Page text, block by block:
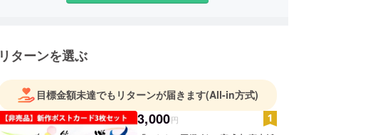
リターンを選ぶ
目標金額未達でもリターンが届きます(All-in方式)
3,000円